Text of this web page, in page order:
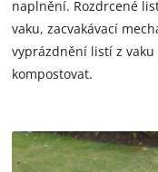
naplnění. Rozdrcené
vaku, zacvakávací
vyprázdnění listí z
kompostovat.